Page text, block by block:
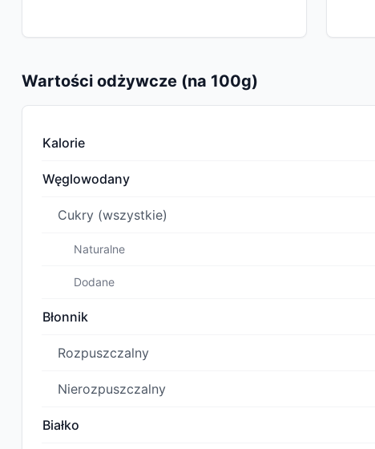
Wartości odżywcze (na 100g)
Kalorie
Węglowodany
Cukry (wszystkie)
Naturalne
Dodane
Błonnik
Rozpuszczalny
Nierozpuszczalny
Białko